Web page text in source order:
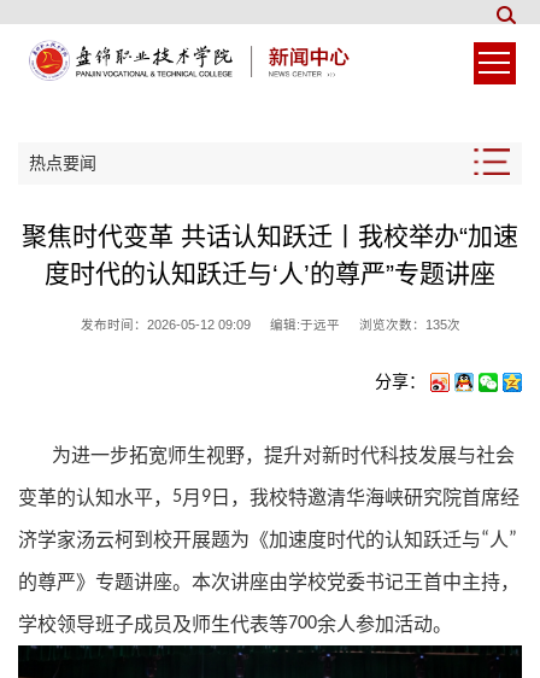
热点要闻
聚焦时代变革 共话认知跃迁丨我校举办“加速
度时代的认知跃迁与‘人’的尊严”专题讲座
发布时间：2026-05-12 09:09 编辑:于远平 浏览次数： 135次
分享：
为进一步拓宽师生视野，提升对新时代科技发展与社会
变革的认知水平， 5月 9 日，我校特邀清华海峡研究院首席经
济学家汤云柯到校开展题为《加速度时代的认知跃迁与“人”
的尊严》专题讲座。本次讲座由学校党委书记王首中主持，
学校领导班子成员及师生代表等700余人参加活动。